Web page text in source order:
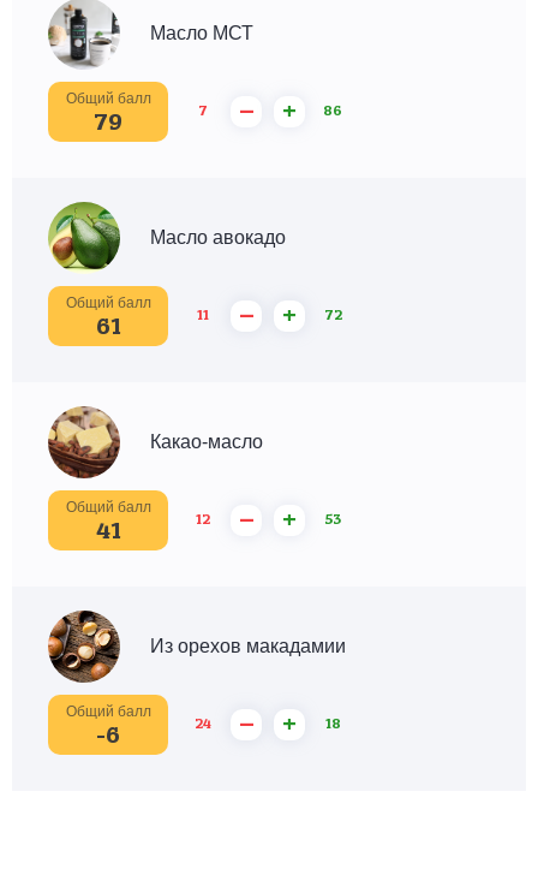
Масло МСТ
Общий балл
79 7 – + 86
Масло авокадо
Общий балл
61 11 – + 72
Какао-масло
Общий балл
41 12 – + 53
Из орехов макадамии
Общий балл
-6 24 – + 18